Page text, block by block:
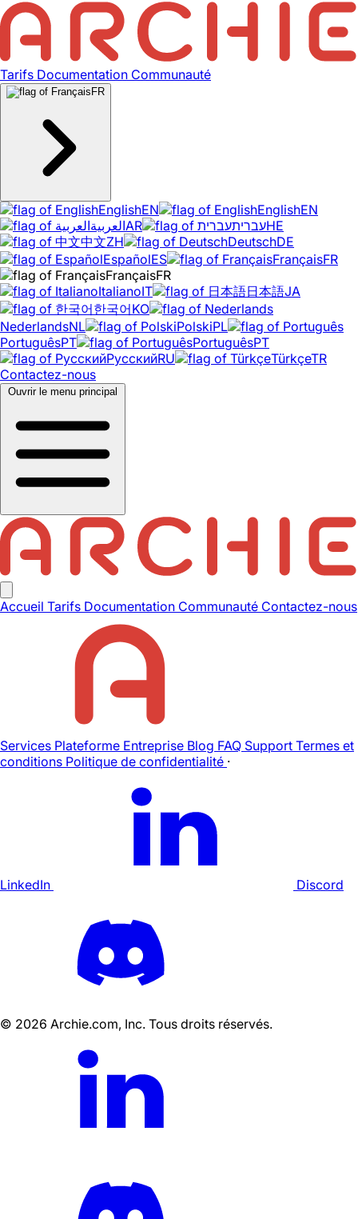
Tarifs Documentation Communauté
FR
EnglishEN EnglishEN
العربيةAR עבריתHE
中文ZH DeutschDE
EspañolES FrançaisFR
FrançaisFR
ItalianoIT 日本語JA
한국어KO
NederlandsNL PolskiPL
PortuguêsPT PortuguêsPT
РусскийRU TürkçeTR
Contactez-nous
Ouvrir le menu principal
Accueil Tarifs Documentation Communauté Contactez-nous
Services Plateforme Entreprise Blog FAQ Support Termes et
conditions Politique de confidentialité ·
LinkedIn Discord
© 2026 Archie.com, Inc. Tous droits réservés.